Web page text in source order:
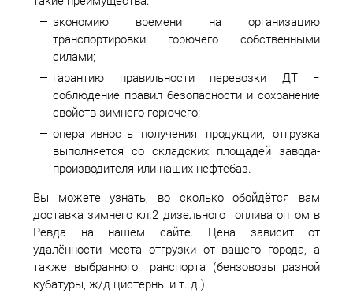
экономию времени на организацию
транспортировки горючего собственными
силами;
гарантию правильности перевозки ДТ −
соблюдение правил безопасности и сохранение
свойств зимнего горючего;
оперативность получения продукции, отгрузка
выполняется со складских площадей завода-
производителя или наших нефтебаз.
Вы можете узнать, во сколько обойдётся вам
доставка зимнего кл.2 дизельного топлива оптом в
Ревда на нашем сайте. Цена зависит от
удалённости места отгрузки от вашего города, а
также выбранного транспорта (бензовозы разной
кубатуры, ж/д цистерны и т. д.).